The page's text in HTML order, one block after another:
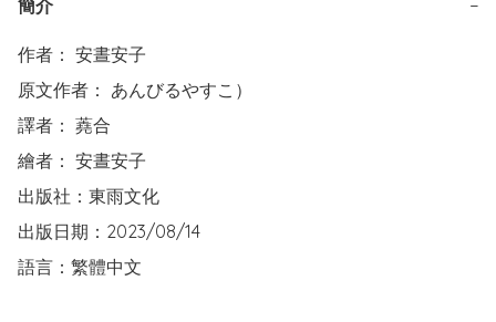
簡介 −
作者： 安晝安子
原文作者： あんびるやすこ）
譯者： 蕘合
繪者： 安晝安子
出版社：東雨文化
出版日期：2023/08/14
語言：繁體中文